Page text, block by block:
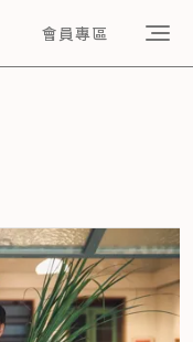
會員專區